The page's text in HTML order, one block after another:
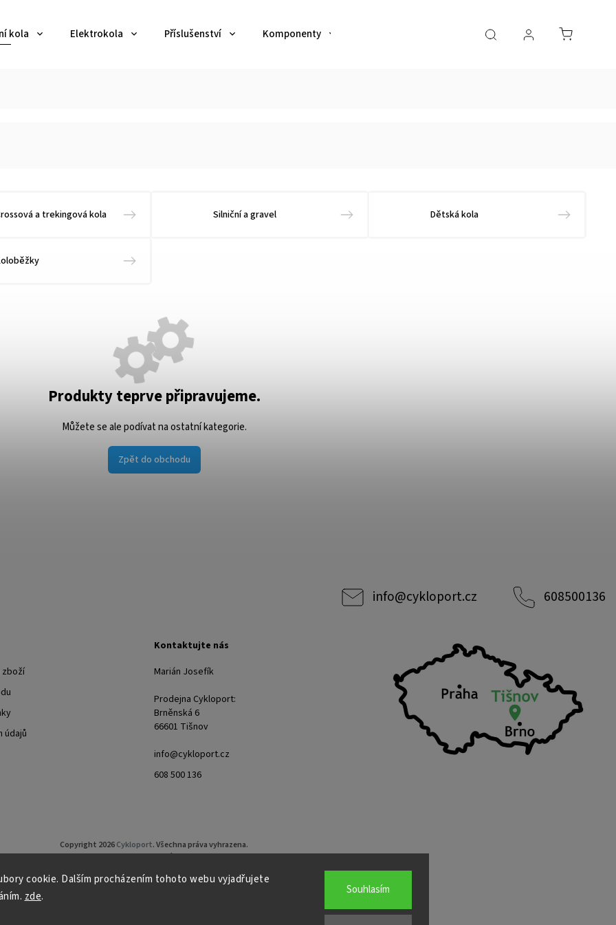
cookie. Dalším procházením tohoto webu vyjadřujete
zde. Souhlasím
kola Elektrokola Příslušenství Komponenty Sportovní výživa Oblečení
a trekingová kola Silniční a gravel Dětská kola
Produkty teprve připravujeme.
Můžete se ale podívat na ostatní kategorie.
Zpět do obchodu
info@cykloport.cz 608500136
zboží
údajů
Kontaktujte nás
Marián Josefík
Prodejna Cykloport:
Brněnská 6
66601 Tišnov
info@cykloport.cz
608 500 136
Copyright 2026Cykloport. Všechna práva vyhrazena.
Upravit nastavení cookies
Grafický návrh vytvořil a nakódovalShoptak.cz